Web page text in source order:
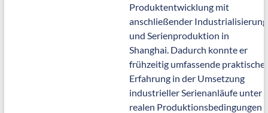
Produktentwicklung mit
anschließender Industrialisierung
und Serienproduktion in
Shanghai. Dadurch konnte er
frühzeitig umfassende praktische
Erfahrung in der Umsetzung
industrieller Serienanläufe unter
realen Produktionsbedingungen